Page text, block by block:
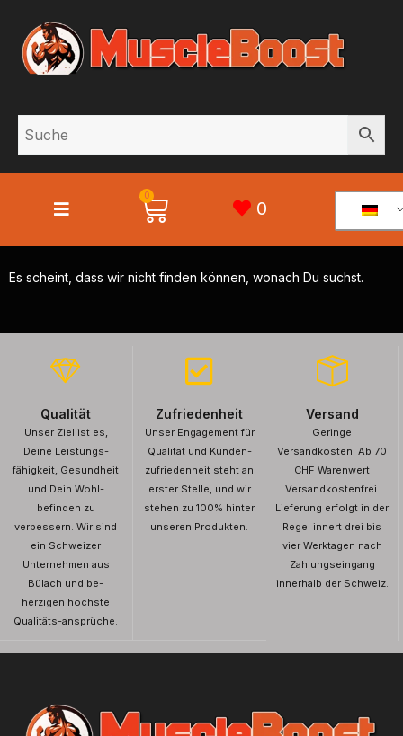
0
0
Es scheint, dass wir nicht finden können, wonach Du suchst.
Qualität
Unser Ziel ist es,
Deine Leistungs-
fähigkeit, Gesundheit
und Dein Wohl-
befinden zu
verbessern. Wir sind
ein Schweizer
Unternehmen aus
Bülach und be-
herzigen höchste
Qualitäts-ansprüche.
Zufriedenheit
Unser Engagement für
Qualität und Kunden-
zufriedenheit steht an
erster Stelle, und wir
stehen zu 100% hinter
unseren Produkten.
Versand
Geringe
Versandkosten. Ab 70
CHF Warenwert
Versandkostenfrei.
Lieferung erfolgt in der
Regel innert drei bis
vier Werktagen nach
Zahlungseingang
innerhalb der Schweiz.